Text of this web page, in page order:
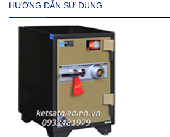
HƯỚNG DẪN SỬ DỤNG